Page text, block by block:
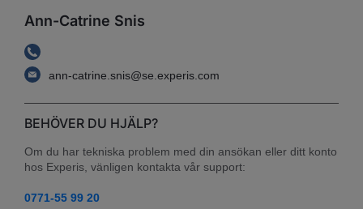
Ann-Catrine Snis
ann-catrine.snis@se.experis.com
BEHÖVER DU HJÄLP?
Om du har tekniska problem med din ansökan eller ditt konto
hos Experis, vänligen kontakta vår support:
0771-55 99 20